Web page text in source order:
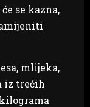
se kazna,
mlijeka,
iz trećih